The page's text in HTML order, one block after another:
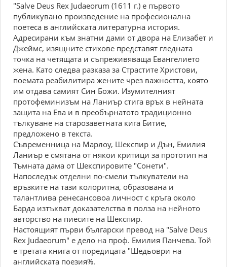
"Salve Deus Rex Judaeorum (1611 г.) е първото
публикувано произведение на професионална
поетеса в английската литературна история.
Адресирани към знатни дами от двора на Елизабет и
Джеймс, изящните стихове представят гледната
точка на четящата и съпреживяваща Евангелието
жена. Като следва разказа за Страстите Христови,
поемата реабилитира жените чрез важността, която
им отдава самият Син Божи. Изумителният
протофеминизъм на Ланиър стига връх в нейната
защита на Ева и в преобърнатото традиционно
тълкуване на старозаветната кига Битие,
предложено в текста.
Съвременница на Марлоу, Шекспир и Дън, Емилия
Ланиър е смятана от някои критици за прототип на
Тъмната дама от Шекспировите "Сонети".
Напоследък отделни по-смели тълкуватели на
връзките на тази колоритна, образована и
талантлива ренесансовоа личност с кръга около
Барда изтъкват доказателства в полза на нейното
авторство на пиесите на Шекспир.
Настоящият първи български превод на "Salve Deus
Rex Judaeorum" е дело на проф. Емилия Панчева. Той
е третата книга от поредицата "Шедьоври на
английската поезия%.